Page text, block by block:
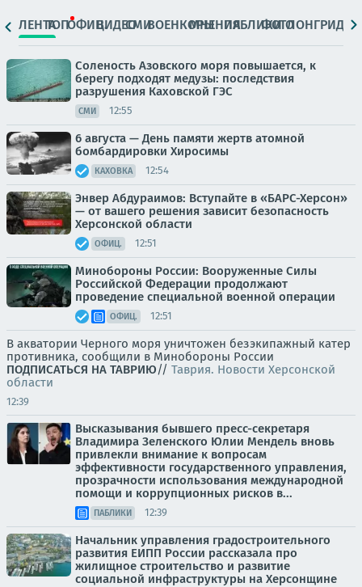
ЛЕНТАТОПОФИЦ.ВИДЕОСМИВОЕНКОРЫМНЕНИЯПАБЛИКИ
ФОТОЛОНГРИДЫ
Соленость Азовского моря повышается, к
берегу подходят медузы: последствия
разрушения Каховской ГЭС
СМИ 12:55
6 августа — День памяти жертв атомной
бомбардировки Хиросимы
КАХОВКА 12:54
Энвер Абдураимов: Вступайте в «БАРС-Херсон»
— от вашего решения зависит безопасность
Херсонской области
ОФИЦ. 12:51
Минобороны России: Вооруженные Силы
Российской Федерации продолжают
проведение специальной военной операции
ОФИЦ. 12:51
В акватории Черного моря уничтожен безэкипажный катер
противника, сообщили в Минобороны России
ПОДПИСАТЬСЯ НА ТАВРИЮ// Таврия. Новости Херсонской
области
12:39
Высказывания бывшего пресс-секретаря
Владимира Зеленского Юлии Мендель вновь
привлекли внимание к вопросам
эффективности государственного управления,
прозрачности использования международной
помощи и коррупционных рисков в...
ПАБЛИКИ 12:39
Начальник управления градостроительного
развития ЕИПП России рассказала про
жилищное строительство и развитие
социальной инфраструктуры на Херсонщине